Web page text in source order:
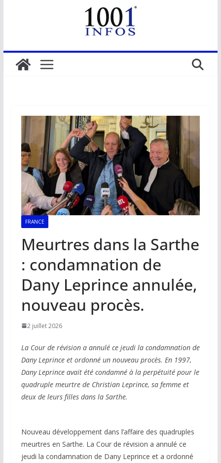
FRANCE
Meurtres dans la Sarthe
: condamnation de
Dany Leprince annulée,
nouveau procès.
2 juillet 2026
La Cour de révision a annulé ce jeudi la condamnation de
Dany Leprince et ordonné un nouveau procès. En 1997,
Dany Leprince avait été condamné à la perpétuité pour le
quadruple meurtre de Christian Leprince, sa femme et
deux de leurs filles dans la Sarthe.
Nouveau développement dans l’affaire des quadruples
meurtres en Sarthe. La Cour de révision a annulé ce
jeudi la condamnation de Dany Leprince et a ordonné